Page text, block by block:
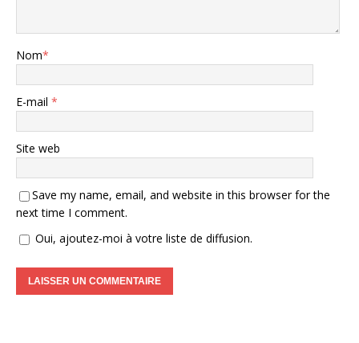
Nom*
E-mail *
Site web
Save my name, email, and website in this browser for the
next time I comment.
Oui, ajoutez-moi à votre liste de diffusion.